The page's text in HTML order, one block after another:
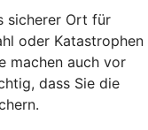
sicherer Ort für
oder Katastrophen
machen auch vor
dass Sie die